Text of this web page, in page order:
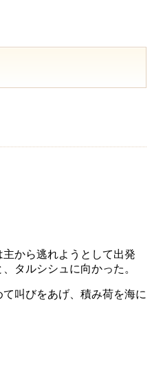
主から逃れようとして出発
タルシシュに向かった。
叫びをあげ、積み荷を海に